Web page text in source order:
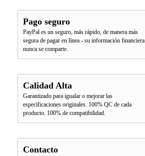
Pago seguro
PayPal es un seguro, más rápido, de manera más
segura de pagar en línea - su información financiera
nunca se comparte.
Calidad Alta
Garantizado para igualar o mejorar las
especificaciones originales. 100% QC de cada
producto. 100% de compatibilidad.
Contacto